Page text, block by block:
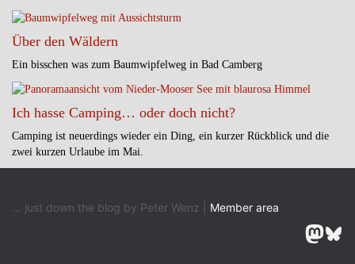
Über den Wäldern
Ein bisschen was zum Baumwipfelweg in Bad Camberg
Ich hasse Camping… oder doch nicht?
Camping ist neuerdings wieder ein Ding, ein kurzer Rückblick und die
zwei kurzen Urlaube im Mai.
... just down the blog by Peter Wenz | Member area